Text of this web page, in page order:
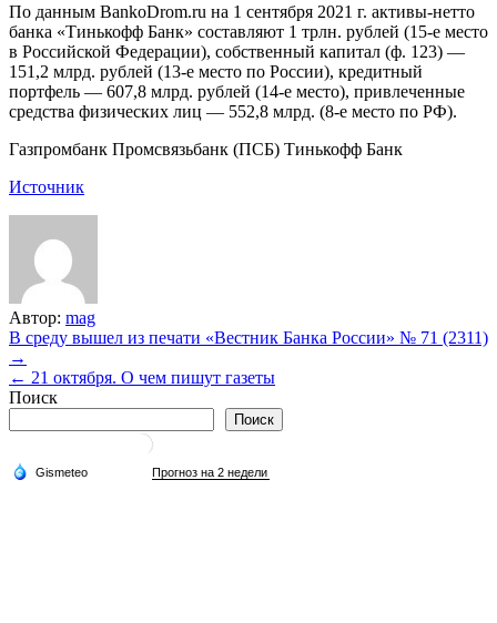
По данным BankoDrom.ru на 1 сентября 2021 г. активы-нетто
банка «Тинькофф Банк» составляют 1 трлн. рублей (15-е место
в Российской Федерации), собственный капитал (ф. 123) —
151,2 млрд. рублей (13-е место по России), кредитный
портфель — 607,8 млрд. рублей (14-е место), привлеченные
средства физических лиц — 552,8 млрд. (8-е место по РФ).
Газпромбанк Промсвязьбанк (ПСБ) Тинькофф Банк
Источник
Автор: mag
Навигация
по
записям
В среду вышел из печати «Вестник Банка России» № 71 (2311)
→
← 21 октября. О чем пишут газеты
Поиск
Поиск